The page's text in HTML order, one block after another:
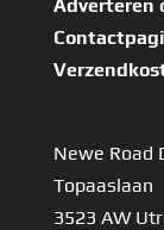
Adverteren
Newe Road
Topaaslaan
3523 AW